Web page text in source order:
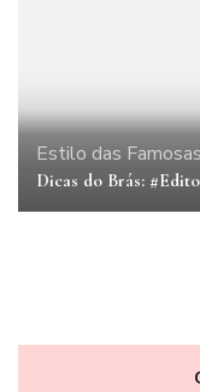
Estilo das Famosas
Dicas do Brás: